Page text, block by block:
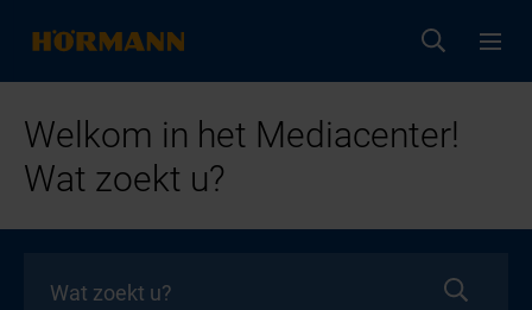
Welkom in het Mediacenter!
Wat zoekt u?